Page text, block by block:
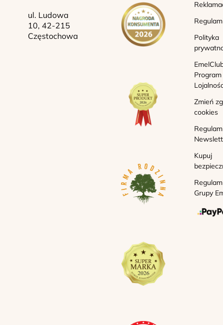
ul. Ludowa
10, 42-215
Częstochowa
Polityka
Program
Zmień
cookies
Kupuj
Grupy